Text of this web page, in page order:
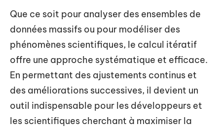
Que ce soit pour analyser des ensembles de
données massifs ou pour modéliser des
phénomènes scientifiques, le calcul itératif
offre une approche systématique et efficace.
En permettant des ajustements continus et
des améliorations successives, il devient un
outil indispensable pour les développeurs et
les scientifiques cherchant à maximiser la